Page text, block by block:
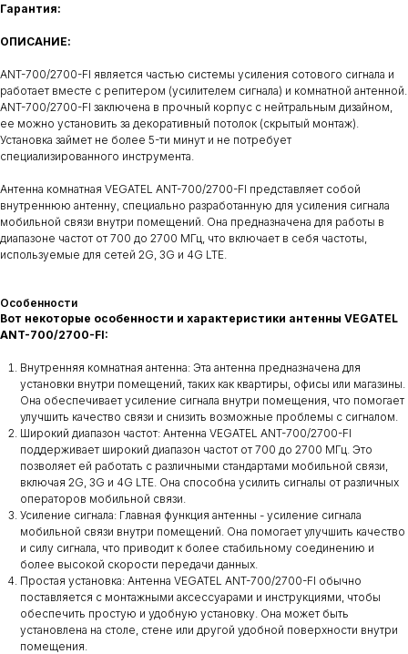
Гарантия:
ОПИСАНИЕ:
ANT-700/2700-FI является частью системы усиления сотового сигнала и
работает вместе с репитером (усилителем сигнала) и комнатной антенной.
ANT-700/2700-FI заключена в прочный корпус с нейтральным дизайном,
ее можно установить за декоративный потолок (скрытый монтаж).
Установка займет не более 5-ти минут и не потребует
специализированного инструмента.
Антенна комнатная VEGATEL ANT-700/2700-FI представляет собой
внутреннюю антенну, специально разработанную для усиления сигнала
мобильной связи внутри помещений. Она предназначена для работы в
диапазоне частот от 700 до 2700 МГц, что включает в себя частоты,
используемые для сетей 2G, 3G и 4G LTE.
Особенности
Вот некоторые особенности и характеристики антенны VEGATEL
ANT-700/2700-FI:
Внутренняя комнатная антенна: Эта антенна предназначена для
установки внутри помещений, таких как квартиры, офисы или магазины.
Она обеспечивает усиление сигнала внутри помещения, что помогает
улучшить качество связи и снизить возможные проблемы с сигналом.
Широкий диапазон частот: Антенна VEGATEL ANT-700/2700-FI
поддерживает широкий диапазон частот от 700 до 2700 МГц. Это
позволяет ей работать с различными стандартами мобильной связи,
включая 2G, 3G и 4G LTE. Она способна усилить сигналы от различных
операторов мобильной связи.
Усиление сигнала: Главная функция антенны - усиление сигнала
мобильной связи внутри помещений. Она помогает улучшить качество
и силу сигнала, что приводит к более стабильному соединению и
более высокой скорости передачи данных.
Простая установка: Антенна VEGATEL ANT-700/2700-FI обычно
поставляется с монтажными аксессуарами и инструкциями, чтобы
обеспечить простую и удобную установку. Она может быть
установлена на столе, стене или другой удобной поверхности внутри
помещения.